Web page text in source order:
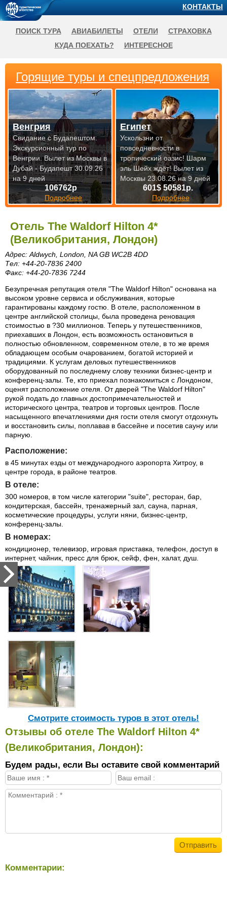
Отель The Waldorf Hilton 4*
(Великобритания, Лондон)
Адрес: Aldwych, London, NA GB WC2B 4DD
Тел: +44-20-7836 2400
Факс: +44-20-7836 7244
Безупречная репутация отеля "The Waldorf Hilton" основана на
высоком уровне сервиса и обслуживания, которые
гарантированы каждому гостю. В отеле, расположенном в
центре английской столицы, была проведена реновация
стоимостью в ?30 миллионов. Теперь у путешественников,
приехавших в Лондон, есть возможность остановиться в
полностью обновленном, современном отеле, в то же время
обладающем особым очарованием, богатой историей и
традициями. К услугам деловых путешественников
оборудованный по последнему слову техники бизнес-центр и
конференц-залы. Те, кто приехал познакомиться с Лондоном,
оценят расположение отеля. От дверей "The Waldorf Hilton"
рукой подать до главных достопримечательностей и
исторического центра, театров и торговых центров. После
насыщенного впечатлениями дня гости отеля смогут отдохнуть
и восстановить силы, поплавав в бассейне и посетив сауну или
парную.
Расположение:
в 45 минутах езды от международного аэропорта Хитроу, в
центре города, в районе театров.
В отеле:
300 номеров, в том числе категории "suite", ресторан, бар,
кондитерская, бассейн, тренажерный зал, сауна, парная,
косметические процедуры, услуги няни, бизнес-центр,
конференц-залы.
В номерах:
кондиционер, телевизор, игровая приставка, телефон, доступ в
интернет, чайник, пресс для брюк, сейф, фен, халат, душ.
Cмотрите стоимость туров в этот отель!
Отзывы об отеле The Waldorf Hilton 4*
(Великобритания, Лондон):
Будем рады, если Вы оставите свой комментарий
Комментарии:
Горящие туры и спецпредложения
106762р
Подробнее
Венгрия
Свидание с Будапештом.
Экскурсионный тур по
Венгрии.Вылет из Москвы в
Дубай - Будапешт 30.09.26
на 9 дней
601$ 50581р.
Подробнее
Египет
Ускользни от
повседневности в
тропический оазис! Шарм
эль Шейх ждёт!Вылет из
Москвы 23.08.26 на 9 дней
КОНТАКТЫ
ПОИСК ТУРА АВИАБИЛЕТЫ ОТЕЛИ
СТРАХОВКА
КУДА ПОЕХАТЬ?
ИНТЕРЕСНОЕ